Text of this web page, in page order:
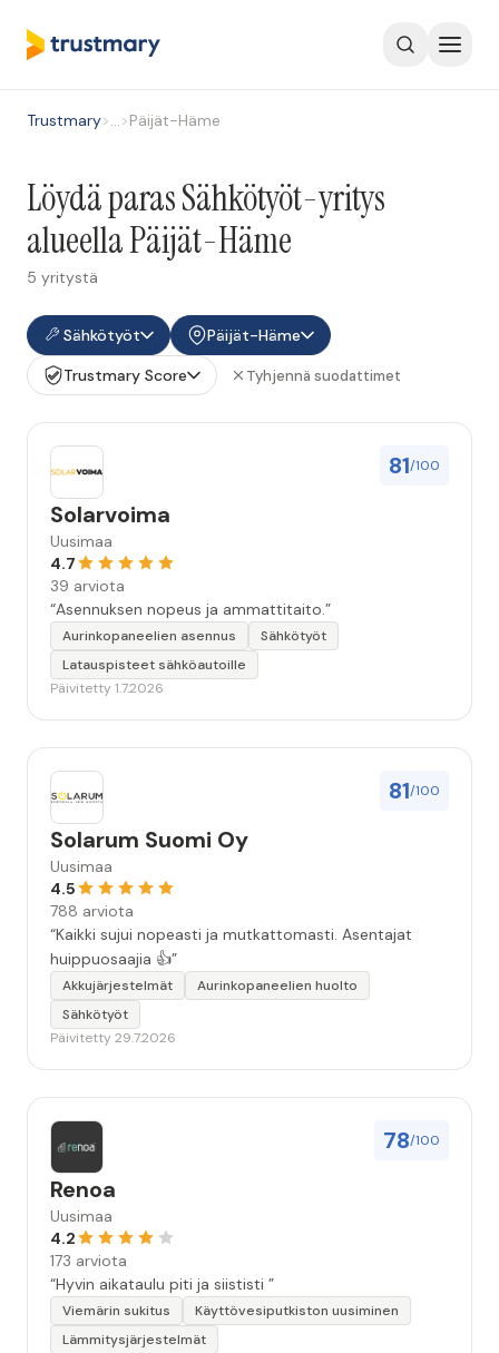
Trustmary>…>Päijät-Häme
Löydä paras Sähkötyöt-yritys
alueella Päijät-Häme
5 yritystä
Sähkötyöt
Päijät-Häme
Trustmary Score
Tyhjennä suodattimet
81/100
Solarvoima
Uusimaa
4.7
39 arviota
“Asennuksen nopeus ja ammattitaito.”
Aurinkopaneelien asennus
Sähkötyöt
Latauspisteet sähköautoille
Päivitetty 1.7.2026
81/100
Solarum Suomi Oy
Uusimaa
4.5
788 arviota
“Kaikki sujui nopeasti ja mutkattomasti. Asentajat
huippuosaajia 👍”
Akkujärjestelmät
Aurinkopaneelien huolto
Sähkötyöt
Päivitetty 29.7.2026
78/100
Renoa
Uusimaa
4.2
173 arviota
“Hyvin aikataulu piti ja siististi ”
Viemärin sukitus
Käyttövesiputkiston uusiminen
Lämmitysjärjestelmät